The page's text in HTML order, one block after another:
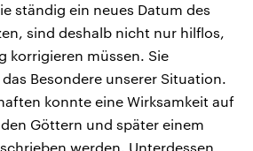
ständig ein neues Datum des
sind deshalb nicht nur hilflos,
korrigieren müssen. Sie
Besondere unserer Situation.
konnte eine Wirksamkeit auf
Göttern und später einem
werden. Unterdessen